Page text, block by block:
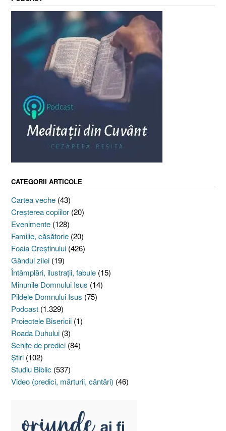
CATEGORII ARTICOLE
Cartea veche (43)
Creşterea copiilor (20)
Evenimente (128)
Familie, căsătorie (20)
Foaia Creştinului (426)
Gândul zilei (19)
Întâmplări, ilustraţii, fabule (15)
Minunile Domnului Isus (14)
Pildele Domnului Isus (75)
Podcast (1.329)
Proiectele Bisericii (1)
Roada Duhului (3)
Schiţe de predici (84)
Ştiri (102)
Studiu Biblic (537)
Video (predici, mărturii, cântări) (46)